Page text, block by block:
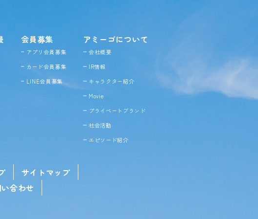
会員募集
アプリ会員募集
カード会員募集
LINE会員募集
アミーゴについて
会社概要
IR情報
キャラクター紹介
Movie
プライベートブランド
社会活動
エピソード紹介
サイトマップ
合わせ